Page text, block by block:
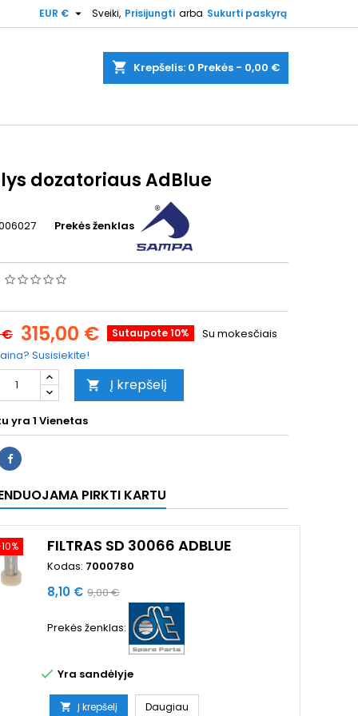
Sveiki, Prisijungti arba Sukurti paskyrą
EUR € 
shopping_cart Krepšelis: 0 Prekės - 0,00 €
dozatoriaus AdBlue
Prekės ženklas
€ 315,00 € Sutaupote 10%
Su mokesčiais
Susisiekite!
 Į krepšelį
yra 1 Vienetas
PIRKTI KARTU
FILTRAS SD 30066 ADBLUE
Kodas: 7000780
Kaina
8,10 € Bazinė
9,00 €
Prekės ženklas:
 Yra sandėlyje
 Į krepšelį Daugiau